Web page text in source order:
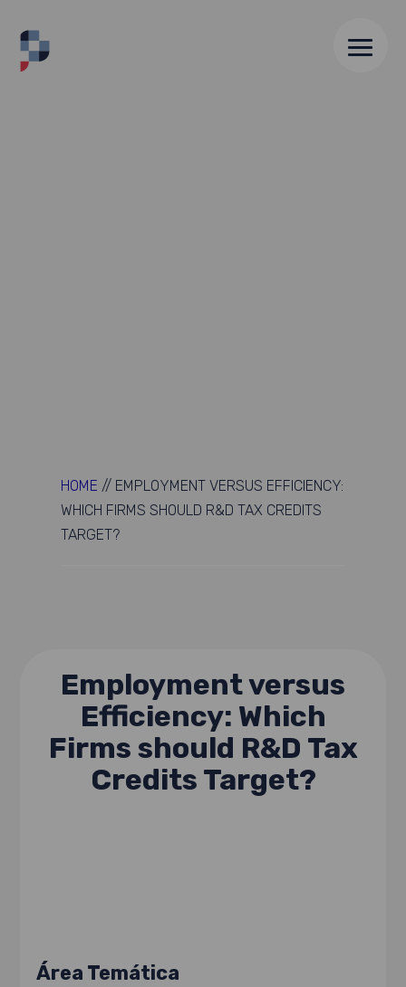
HOME // EMPLOYMENT VERSUS EFFICIENCY:
WHICH FIRMS SHOULD R&D TAX CREDITS
TARGET?
Employment versus
Efficiency: Which
Firms should R&D Tax
Credits Target?
Área Temática